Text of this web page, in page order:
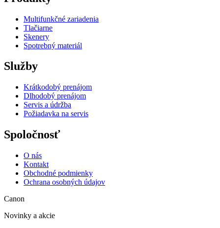
Multifunkčné zariadenia
Tlačiarne
Skenery
Spotrebný materiál
Služby
Krátkodobý prenájom
Dlhodobý prenájom
Servis a údržba
Požiadavka na servis
Spoločnosť
O nás
Kontakt
Obchodné podmienky
Ochrana osobných údajov
Canon
Novinky a akcie